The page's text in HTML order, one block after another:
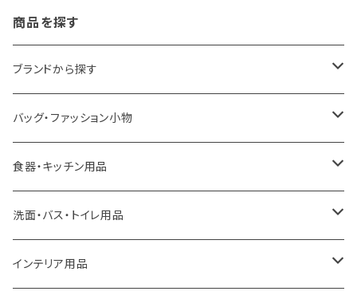
商品を探す
ブランドから探す
LOQI
ideaco
a.depeche
ROOTOTE
バッグ・ファッション小物
エコバッグ
アクセサリー
トートバッグ
食器・キッチン用品
キッチンラック
キッチンペーパーホルダー
洗面・バス・トイレ用品
洗面用品
インテリア用品